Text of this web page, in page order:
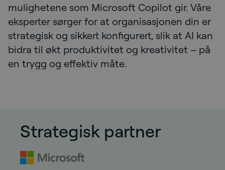
mulighetene som Microsoft Copilot gir. Våre
eksperter sørger for at organisasjonen din er
strategisk og sikkert konfigurert, slik at AI kan
bidra til økt produktivitet og kreativitet – på
en trygg og effektiv måte.
Strategisk partner